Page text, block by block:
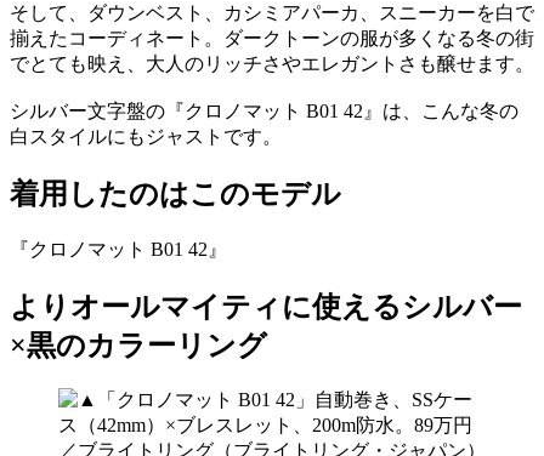
そして、ダウンベスト、カシミアパーカ、スニーカーを白で
揃えたコーディネート。ダークトーンの服が多くなる冬の街
でとても映え、大人のリッチさやエレガントさも醸せます。
シルバー文字盤の『クロノマット B01 42』は、こんな冬の
白スタイルにもジャストです。
着用したのはこのモデル
『クロノマット B01 42』
よりオールマイティに使えるシルバー
×黒のカラーリング